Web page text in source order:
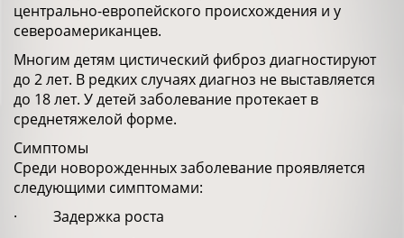
центрально-европейского происхождения и у
североамериканцев.
Многим детям цистический фиброз диагностируют
до 2 лет. В редких случаях диагноз не выставляется
до 18 лет. У детей заболевание протекает в
среднетяжелой форме.
Симптомы
Среди новорожденных заболевание проявляется
следующими симптомами:
· Задержка роста